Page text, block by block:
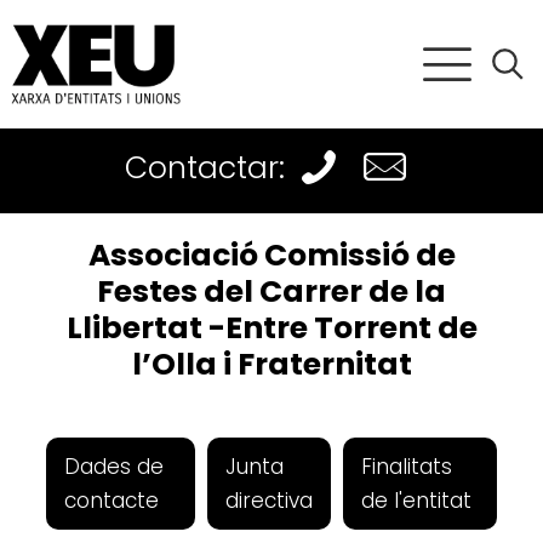
Contactar:
Associació Comissió de
Festes del Carrer de la
Llibertat -Entre Torrent de
l’Olla i Fraternitat
Dades de
contacte
Junta
directiva
Finalitats
de l'entitat